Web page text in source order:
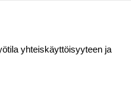
yhteiskäyttöisyyteen ja